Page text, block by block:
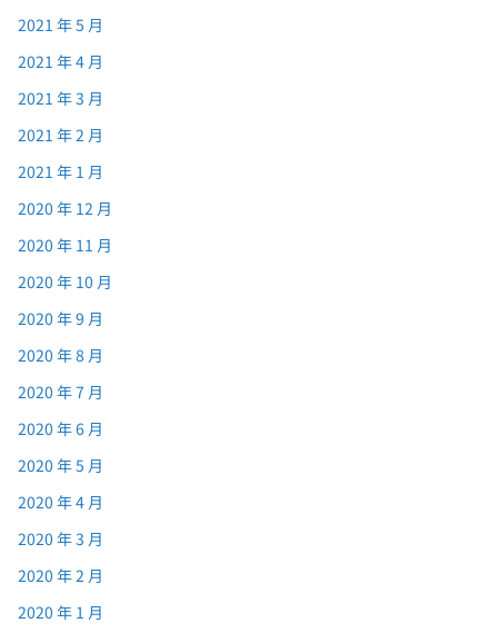
2021 年 5 月
2021 年 4 月
2021 年 3 月
2021 年 2 月
2021 年 1 月
2020 年 12 月
2020 年 11 月
2020 年 10 月
2020 年 9 月
2020 年 8 月
2020 年 7 月
2020 年 6 月
2020 年 5 月
2020 年 4 月
2020 年 3 月
2020 年 2 月
2020 年 1 月